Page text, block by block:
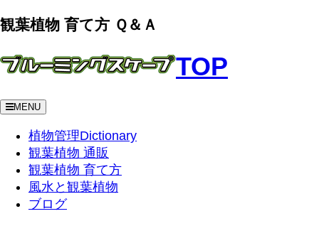
観葉植物 育て方 Ｑ＆Ａ
TOP
MENU
植物管理Dictionary
観葉植物 通販
観葉植物 育て方
風水と観葉植物
ブログ